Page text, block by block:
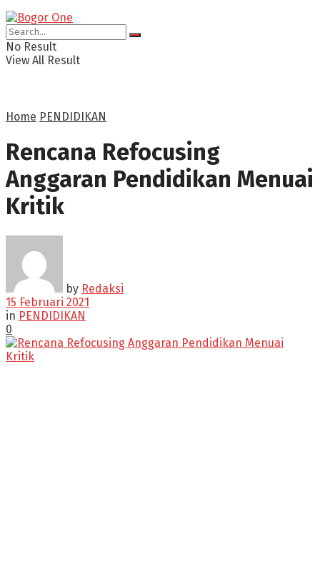
No Result
View All Result
Home PENDIDIKAN
Rencana Refocusing
Anggaran Pendidikan Menuai
Kritik
by Redaksi
15 Februari 2021
in PENDIDIKAN
0